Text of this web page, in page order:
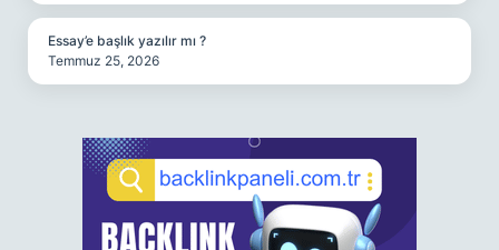
Essay’e başlık yazılır mı ?
Temmuz 25, 2026